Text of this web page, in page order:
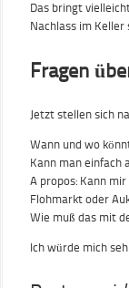
Das bringt
Nachlass im Keller
Fragen
Jetzt stellen sich
Wann und wo
Kann man einfach
A propos: Kann
Flohmarkt oder
Wie muß das mit
Ich würde mich